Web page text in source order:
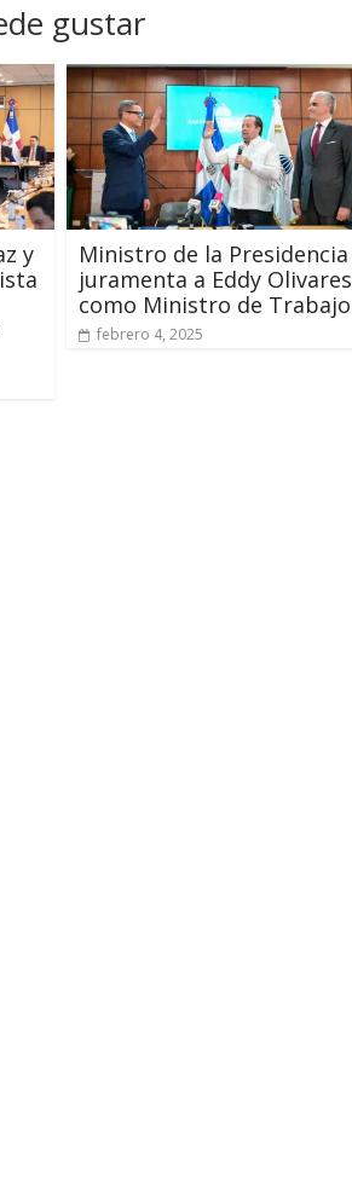
gustar
y
Ministro de la Presidencia
juramenta a Eddy Olivares
como Ministro de Trabajo
febrero 4, 2025